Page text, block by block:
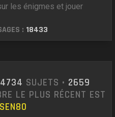
les énigmes et jouer
: 18433
4734 SUJETS • 2659
LE PLUS RÉCENT EST